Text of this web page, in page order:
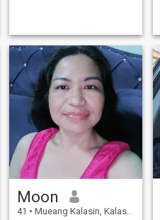
Moon
41 • Mueang Kalasin, Kalasin, Thailandia